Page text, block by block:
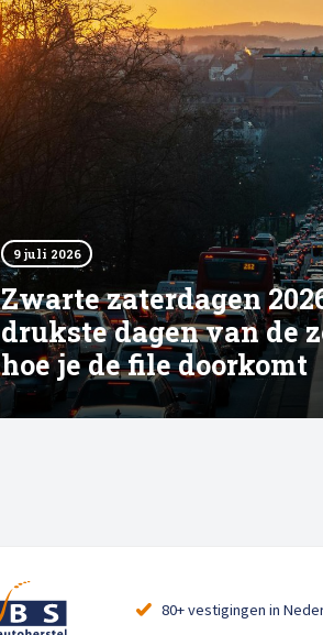
9 juli 2026
Zwarte zaterdagen
drukste dagen van de
hoe je de file doorkomt
80+ vestigingen in